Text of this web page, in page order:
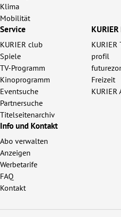
Klima
Mobilität
Service
KURIER club
Spiele
TV-Programm
Kinoprogramm
Eventsuche
Partnersuche
Titelseitenarchiv
KURIER
profil
Freizeit
KURIER
Info und Kontakt
Abo verwalten
Anzeigen
Werbetarife
FAQ
Kontakt